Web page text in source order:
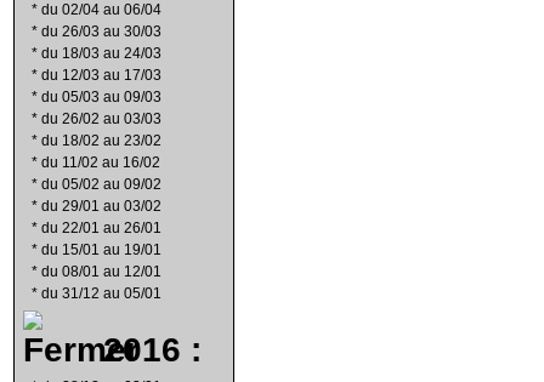
* du 02/04 au 06/04
* du 26/03 au 30/03
* du 18/03 au 24/03
* du 12/03 au 17/03
* du 05/03 au 09/03
* du 26/02 au 03/03
* du 18/02 au 23/02
* du 11/02 au 16/02
* du 05/02 au 09/02
* du 29/01 au 03/02
* du 22/01 au 26/01
* du 15/01 au 19/01
* du 08/01 au 12/01
* du 31/12 au 05/01
2016 :